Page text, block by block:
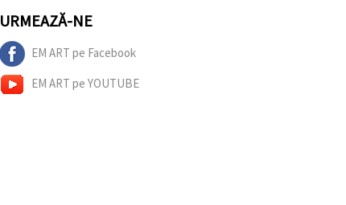
URMEAZĂ-NE
EM ART pe Facebook
EM ART pe YOUTUBE